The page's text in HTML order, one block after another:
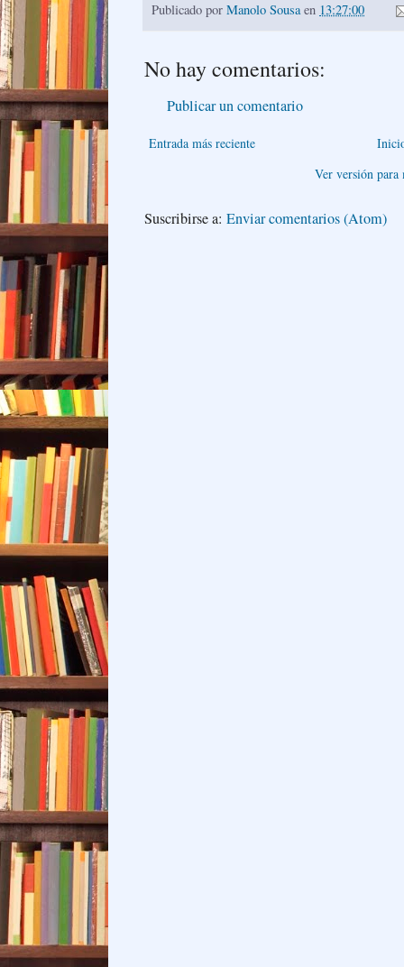
Publicado por Manolo Sousa en 13:27:00
No hay comentarios:
Publicar un comentario
Entrada más reciente
Ver versión para
Suscribirse a: Enviar comentarios (Atom)